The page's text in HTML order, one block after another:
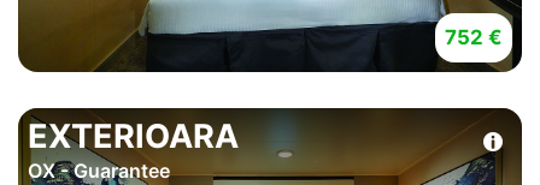
752 €
EXTERIOARA
OX - Guarantee